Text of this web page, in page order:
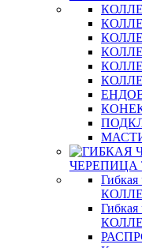
ЧЕРЕПИЦА